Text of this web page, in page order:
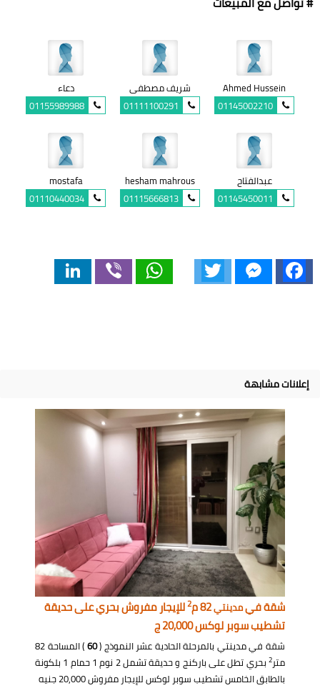
Ahmed Hussein
01145002210
شريف مصطفى
01111100291
دعاء
01155989988
عبدالفتاح
01145450011
hesham mahrous
01115666813
mostafa
01110440034
Facebook
Messenger
WhatsApp
إعلانات مشابهة
شقة فيمدينتي 2للإيجار مفروش بحري على حديقة
تشطيب سوبر لوكس 20,000 ج
شقة في مدينتي بالمرحلة الحادية عشر النموذج (60
) المساحة 82
متر2
بحري تطل على باركنج و حديقة تشمل 2 نوم 1 حمام 1 بلكونة
بالطابق الخامس تشطيب سوبر لوكس للإيجار مفروش 20,000 جنيه